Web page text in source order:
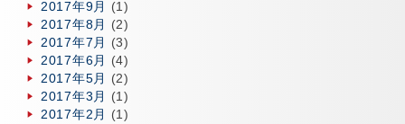
2017年9月
(1)
2017年8月
(2)
2017年7月
(3)
2017年6月
(4)
2017年5月
(2)
2017年3月
(1)
2017年2月
(1)